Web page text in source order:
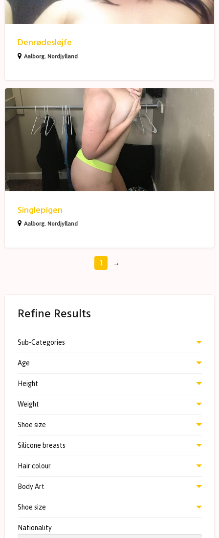
Denrødesløjfe
Aalborg, Nordjylland
Singlepigen
Singlepigen
Aalborg, Nordjylland
1 →
Refine Results
Sub-Categories
Age
Height
Weight
Shoe size
Silicone breasts
Hair colour
Body Art
Shoe size
Nationality